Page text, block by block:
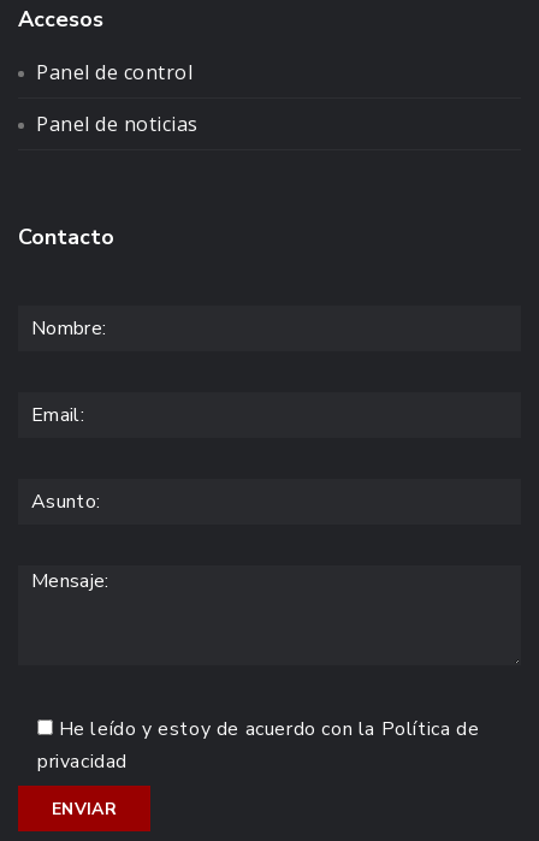
Accesos
Panel de control
Panel de noticias
Contacto
He leído y estoy de acuerdo con la Política de
privacidad